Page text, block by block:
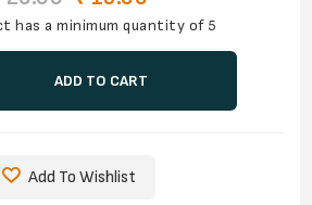
has a minimum quantity of 5
ADD TO CART
Add To Wishlist